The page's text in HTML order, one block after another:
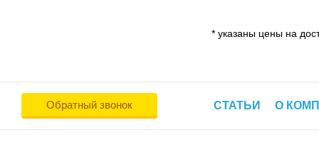
* указаны цены на
Обратный звонок СТАТЬИ О